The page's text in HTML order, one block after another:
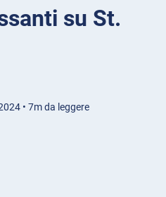
su St.
• 7m da leggere